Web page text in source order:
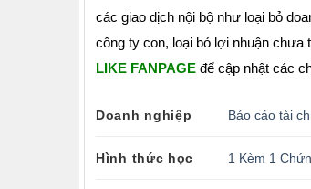
các giao dịch nội bộ như loại bỏ
công ty con, loại bỏ lợi nhuận
LIKE FANPAGE để cập nhật các
Doanh nghiệp Báo cáo tài
Hình thức học 1 Kèm 1